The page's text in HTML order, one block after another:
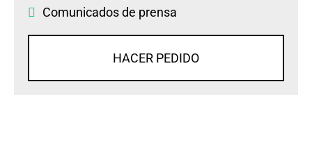
Comunicados de prensa
HACER PEDIDO